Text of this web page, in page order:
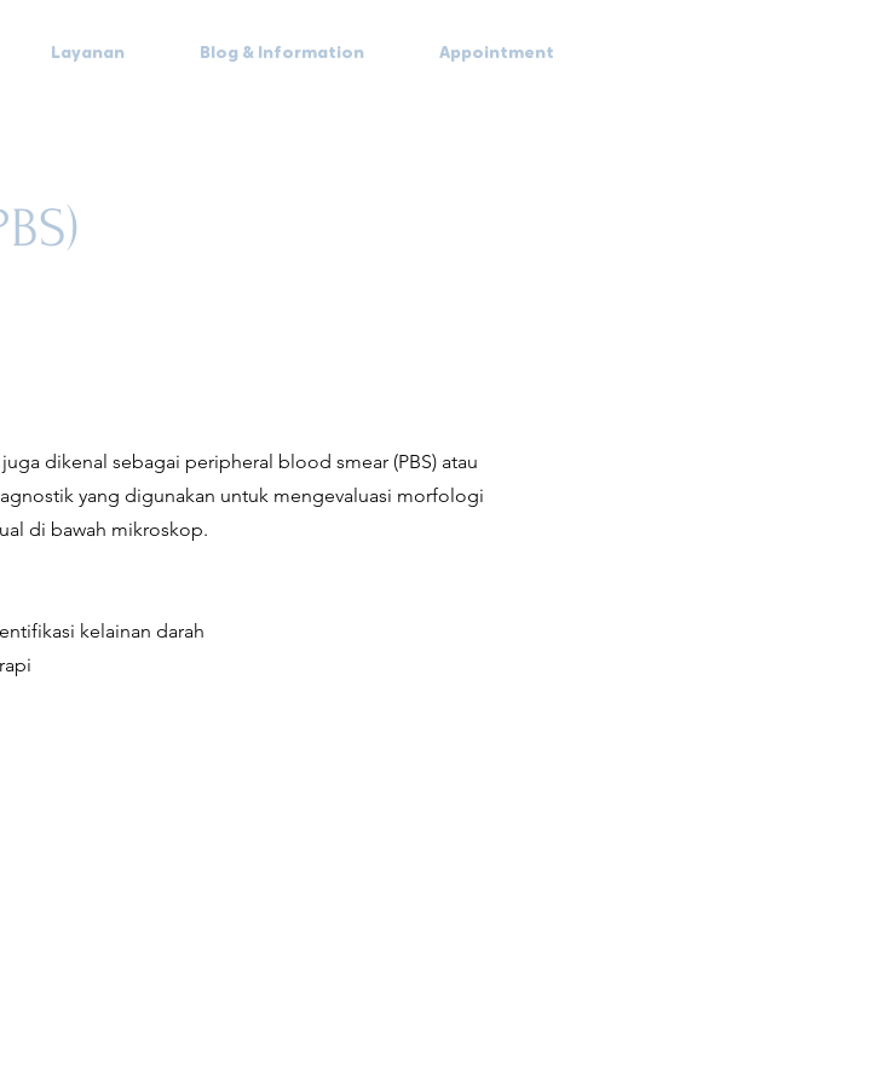
Layanan Blog & Information Appointment
dikenal sebagai peripheral blood smear (PBS) atau
yang digunakan untuk mengevaluasi morfologi
di bawah mikroskop.
kelainan darah